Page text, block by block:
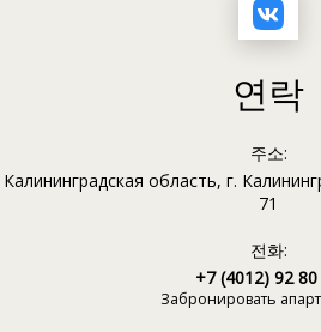
연락
주소:
Калининградская область, г.
71
전화:
+7 (4012) 92
Забронировать